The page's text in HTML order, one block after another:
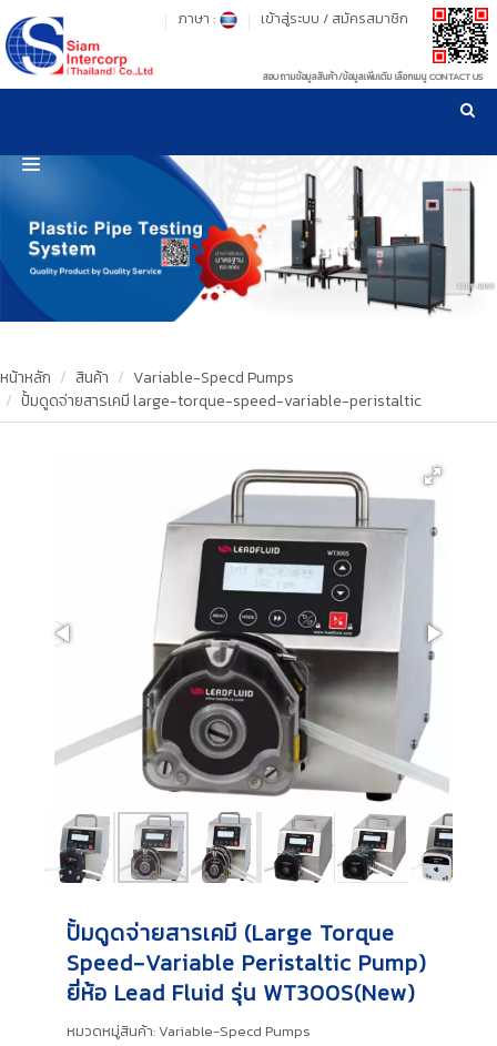
รู้ลึก รู้จริง เรื่องเครื่องมือทดสอบวัสดุ ! ยืน 1 เรื่องมาตรฐานการให้บริการ
เข้าสู่ระบบ / สมัครสมาชิก
ภาษา :
สอบถามข้อมูลสินค้า/ข้อมูลเพิ่มเติม เลือกเมนู CONTACT US
HOME
PRODUCT
OUR CLIENTS
OUR WORKS
CALIBRATION
หน้าหลัก สินค้า
Variable-Specd Pumps
ปั้มดูดจ่ายสารเคมี large-torque-speed-variable-peristaltic
ปั้มดูดจ่ายสารเคมี (Large Torque
Speed-Variable Peristaltic Pump)
ยี่ห้อ Lead Fluid รุ่น WT300S(New)
หมวดหมู่สินค้า:Variable-Specd Pumps